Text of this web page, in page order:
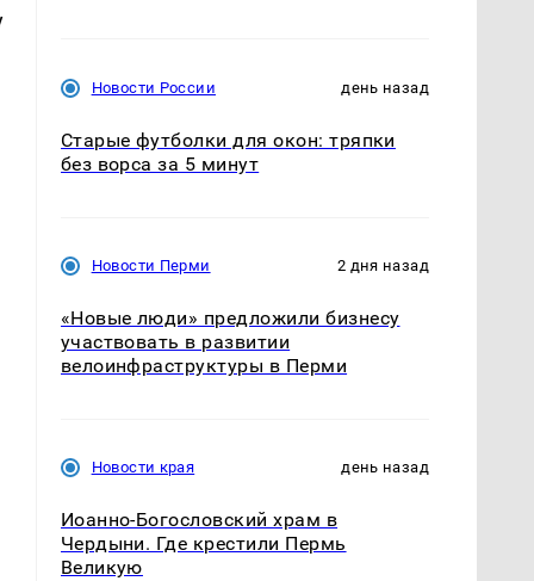
Новости России день назад
Старые футболки для окон: тряпки
без ворса за 5 минут
Новости Перми 2 дня назад
«Новые люди» предложили бизнесу
участвовать в развитии
велоинфраструктуры в Перми
Новости края день назад
Иоанно-Богословский храм в
Чердыни. Где крестили Пермь
Великую